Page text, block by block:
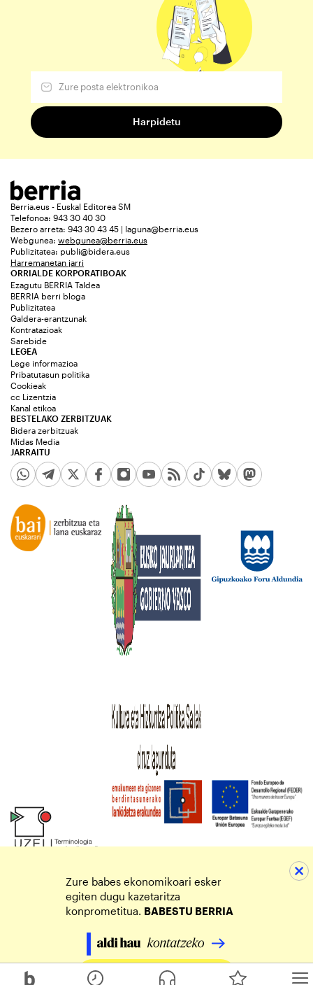
Berria.eus - Euskal Editorea SM
Telefonoa: 943 30 40 30
Bezero arreta: 943 30 43 45 | laguna@berria.eus
Webgunea: webgunea@berria.eus
Publizitatea: publi@bidera.eus
Harremanetan jarri
ORRIALDE KORPORATIBOAK
Ezagutu BERRIA Taldea
BERRIA berri bloga
Publizitatea
Galdera-erantzunak
Kontratazioak
Sarebide
JARRAITU
LEGEA
Lege informazioa
Pribatutasun politika
Cookieak
cc Lizentzia
Kanal etikoa
BESTELAKO ZERBITZUAK
Bidera zerbitzuak
Midas Media
Zure babes ekonomikoari esker
egiten dugu kazetaritza
konprometitua. BABESTU BERRIA
Egin zure ekarpena